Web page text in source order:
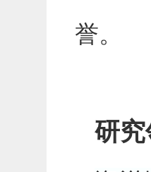
誉。
研